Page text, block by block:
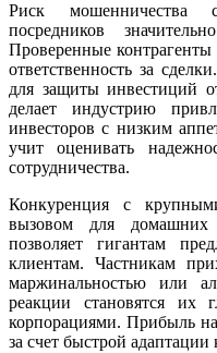
Риск мошенничества
посредников
Проверенные
ответственность за
для защиты инвестиций
делает индустрию
инвесторов с низким
учит оценивать
сотрудничества.
Конкуренция с
вызовом для
позволяет гигантам
клиентам. Частникам
маржинальностью или
реакции становятся их
корпорациями. Прибыль
за счет быстрой